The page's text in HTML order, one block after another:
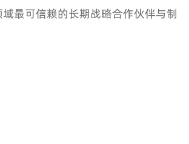
最可信赖的长期战略合作伙伴与制